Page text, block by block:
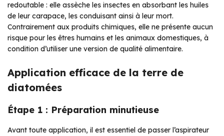
redoutable : elle assèche les insectes en absorbant les huiles
de leur carapace, les conduisant ainsi à leur mort.
Contrairement aux produits chimiques, elle ne présente aucun
risque pour les êtres humains et les animaux domestiques, à
condition d’utiliser une version de qualité alimentaire.
Application efficace de la terre de
diatomées
Étape 1 : Préparation minutieuse
Avant toute application, il est essentiel de passer l’aspirateur